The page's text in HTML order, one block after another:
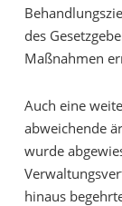
des
Maßnahmen
Auch eine
abweichende
wurde
hinaus